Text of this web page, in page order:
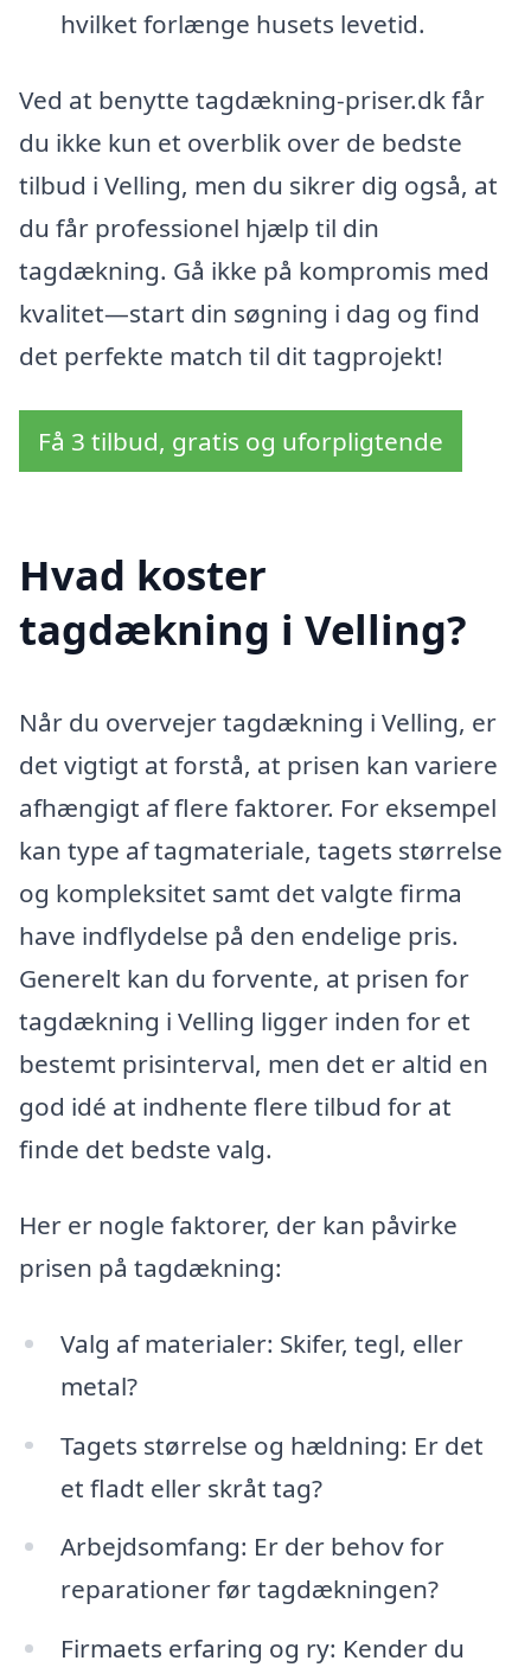
hvilket forlænge husets levetid.
Ved at benytte tagdækning-priser.dk får
du ikke kun et overblik over de bedste
tilbud i Velling, men du sikrer dig også, at
du får professionel hjælp til din
tagdækning. Gå ikke på kompromis med
kvalitet—start din søgning i dag og find
det perfekte match til dit tagprojekt!
Få 3 tilbud, gratis og uforpligtende
Hvad koster
tagdækning i Velling?
Når du overvejer tagdækning i Velling, er
det vigtigt at forstå, at prisen kan variere
afhængigt af flere faktorer. For eksempel
kan type af tagmateriale, tagets størrelse
og kompleksitet samt det valgte firma
have indflydelse på den endelige pris.
Generelt kan du forvente, at prisen for
tagdækning i Velling ligger inden for et
bestemt prisinterval, men det er altid en
god idé at indhente flere tilbud for at
finde det bedste valg.
Her er nogle faktorer, der kan påvirke
prisen på tagdækning:
Valg af materialer: Skifer, tegl, eller
metal?
Tagets størrelse og hældning: Er det
et fladt eller skråt tag?
Arbejdsomfang: Er der behov for
reparationer før tagdækningen?
Firmaets erfaring og ry: Kender du